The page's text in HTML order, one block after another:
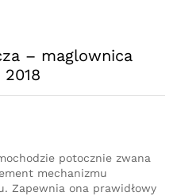
– maglownica
potocznie zwana
mechanizmu
Zapewnia ona prawidłowy